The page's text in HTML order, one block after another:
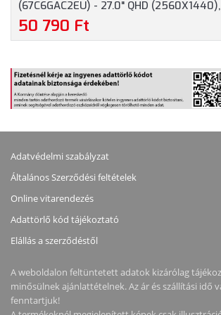
(67C6GAC2EU) - 27.0" QHD
16:9, 3000:1, 180HZ, 2X HDMI,
HANGSZÓRÓ, 3 ÉV GARANCIA, FEKETE
50 790 Ft
Adatvédelmi szabályzat
Általános Szerződési feltételek
Online vitarendezés
Adattörlő kód tájékoztató
Elállás a szerződéstől
A weboldalon feltüntetett adatok kizárólag
minősülnek ajánlattételnek. Az ár és szállítási idő
fenntartjuk!